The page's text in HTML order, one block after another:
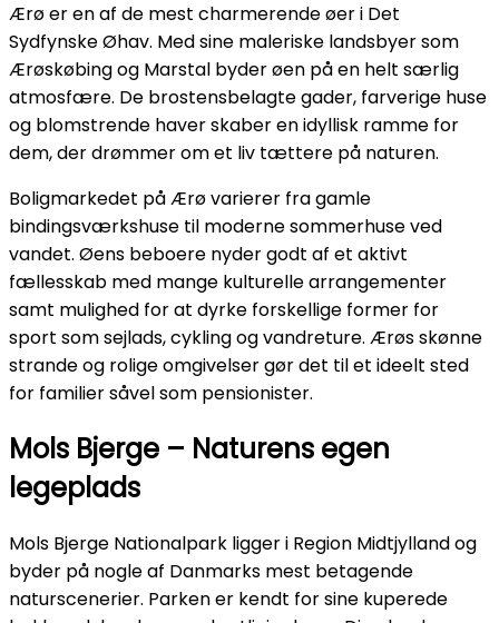
Ærø er en af de mest charmerende øer i Det
Sydfynske Øhav. Med sine maleriske landsbyer som
Ærøskøbing og Marstal byder øen på en helt særlig
atmosfære. De brostensbelagte gader, farverige huse
og blomstrende haver skaber en idyllisk ramme for
dem, der drømmer om et liv tættere på naturen.
Boligmarkedet på Ærø varierer fra gamle
bindingsværkshuse til moderne sommerhuse ved
vandet. Øens beboere nyder godt af et aktivt
fællesskab med mange kulturelle arrangementer
samt mulighed for at dyrke forskellige former for
sport som sejlads, cykling og vandreture. Ærøs skønne
strande og rolige omgivelser gør det til et ideelt sted
for familier såvel som pensionister.
Mols Bjerge – Naturens egen
legeplads
Mols Bjerge Nationalpark ligger i Region Midtjylland og
byder på nogle af Danmarks mest betagende
naturscenerier. Parken er kendt for sine kuperede